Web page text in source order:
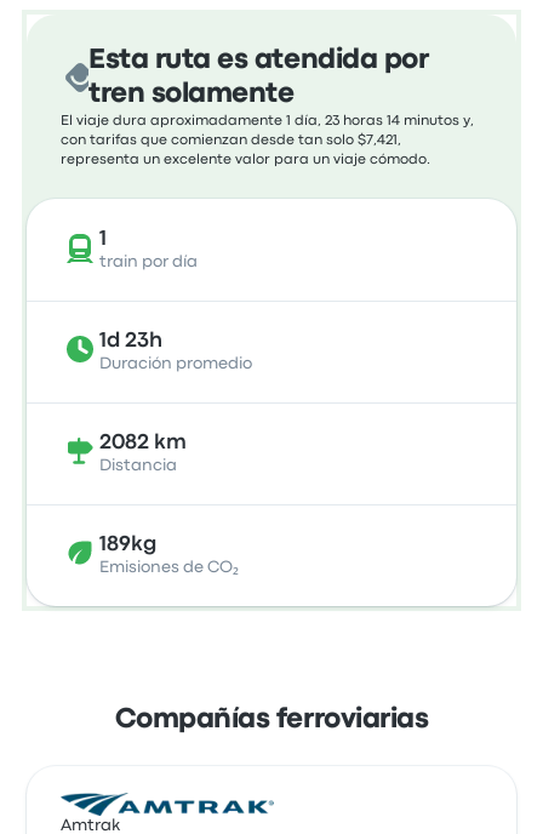
Esta ruta es atendida por
tren solamente
El viaje dura aproximadamente 1 día, 23 horas 14 minutos y,
con tarifas que comienzan desde tan solo $7,421,
representa un excelente valor para un viaje cómodo.
1
train por día
1d 23h
Duración promedio
2082 km
Distancia
189kg
Emisiones de CO₂
Compañías ferroviarias
Amtrak